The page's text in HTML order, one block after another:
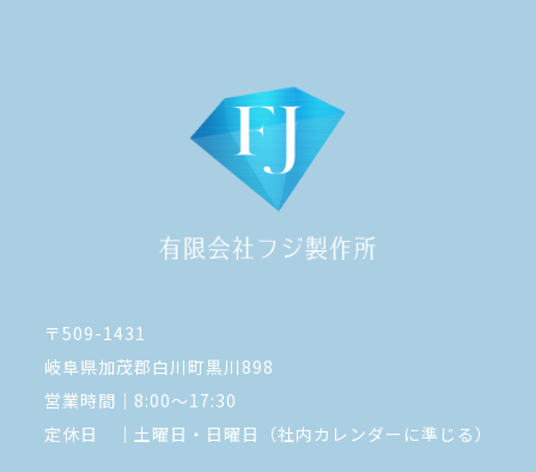
〒509-1431
岐阜県加茂郡白川町黒川898
営業時間｜8:00～17:30
定休日 ｜土曜日・日曜日（社内カレンダーに準じる）